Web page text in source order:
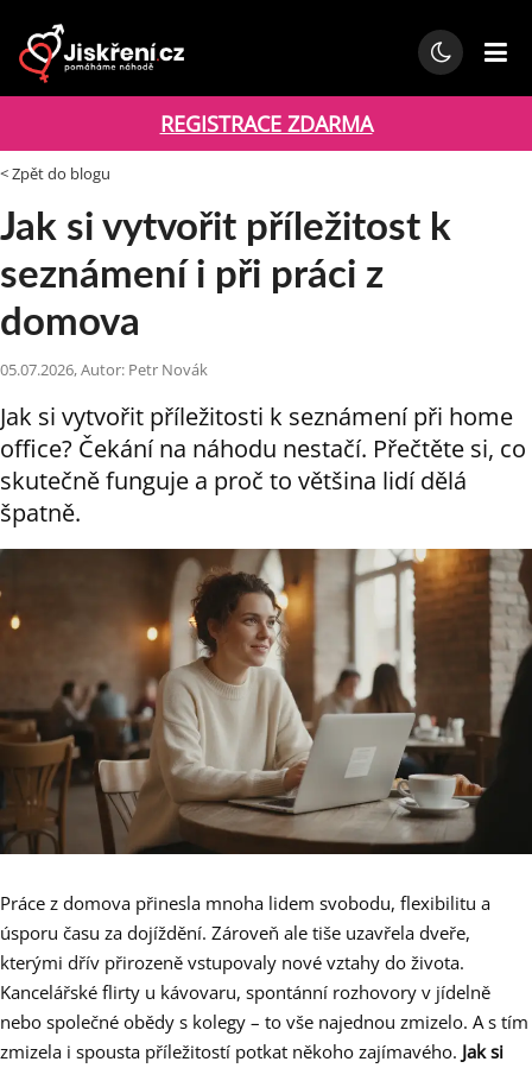
REGISTRACE ZDARMA
< Zpět do blogu
Jak si vytvořit příležitost k
seznámení i při práci z
domova
05.07.2026, Autor: Petr Novák
Jak si vytvořit příležitosti k seznámení při home
office? Čekání na náhodu nestačí. Přečtěte si, co
skutečně funguje a proč to většina lidí dělá
špatně.
Práce z domova přinesla mnoha lidem svobodu, flexibilitu a
úsporu času za dojíždění. Zároveň ale tiše uzavřela dveře,
kterými dřív přirozeně vstupovaly nové vztahy do života.
Kancelářské flirty u kávovaru, spontánní rozhovory v jídelně
nebo společné obědy s kolegy – to vše najednou zmizelo. A s tím
zmizela i spousta příležitostí potkat někoho zajímavého. Jak si